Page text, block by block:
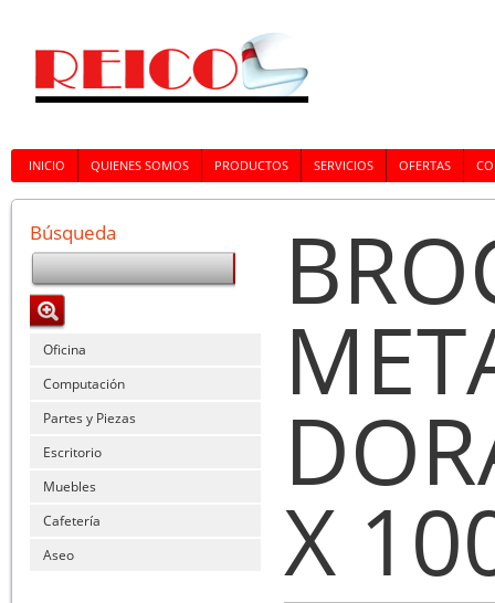
INICIO QUIENES SOMOS PRODUCTOS SERVICIOS OFERTAS
Búsqueda
Oficina
Computación
Partes y Piezas
Escritorio
Muebles
Cafetería
Aseo
X